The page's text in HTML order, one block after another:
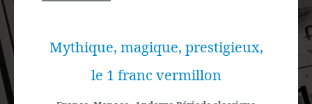
Mythique, magique, prestigieux,
le 1 franc vermillon